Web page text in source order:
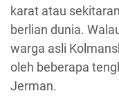
karat atau
berlian dunia.
warga asli
oleh beberapa
Jerman.